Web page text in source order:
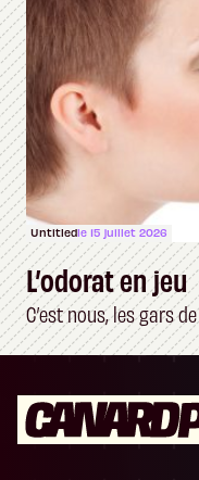
Untitledle 15 juillet 2026
L’odorat en jeu
C’est nous, les gars